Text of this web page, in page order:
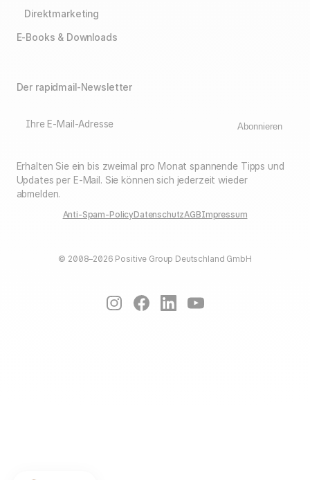
Direktmarketing
E-Books & Downloads
Der rapidmail-Newsletter
Ihre E-Mail-Adresse Abonnieren
Erhalten Sie ein bis zweimal pro Monat spannende Tipps und
Updates per E-Mail. Sie können sich jederzeit wieder
abmelden.
Anti-Spam-PolicyDatenschutzAGBImpressum
© 2008–2026 Positive Group Deutschland GmbH